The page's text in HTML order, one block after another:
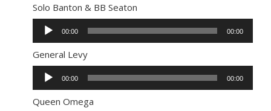
Solo Banton & BB Seaton
Lecteur
audio
00:00 00:00
General Levy
Lecteur
audio
00:00 00:00
Queen Omega